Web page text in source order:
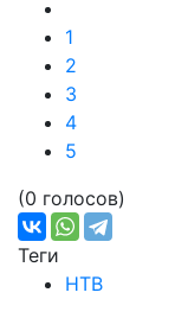
1
2
3
4
5
(0 голосов)
Теги
НТВ